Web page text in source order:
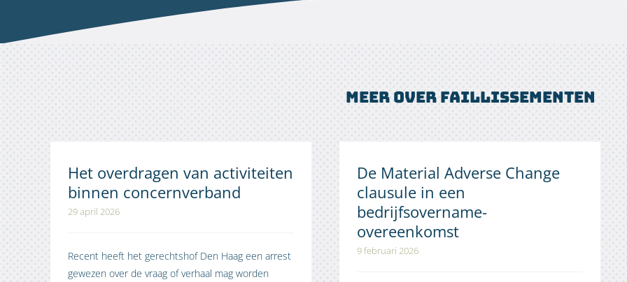
Meer over faillissementen
Het overdragen van activiteiten
binnen concernverband
29 april 2026
Recent heeft het gerechtshof Den Haag een arrest
gewezen over de vraag of verhaal mag worden
De Material Adverse Change
clausule in een
bedrijfsovername-
overeenkomst
9 februari 2026